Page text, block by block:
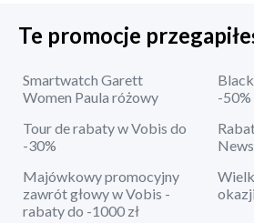
Te promocje
Smartwatch Garett
Women Paula różowy
-50%
Tour de rabaty w Vobis do
-30%
Majówkowy promocyjny
zawrót głowy w Vobis -
rabaty do -1000 zł